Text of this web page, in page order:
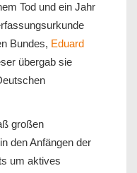
Tod und ein Jahr
Bundes, Eduard
übergab sie
großen
den Anfängen der
um aktives